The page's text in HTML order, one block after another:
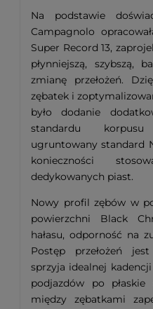
Na podstawie
Campagnolo
Super Record 13,
płynniejszą, szybszą,
zmianę przełożeń.
zębatek i
było dodanie
standardu
ugruntowany standard
konieczności
dedykowanych piast.
Nowy profil zębów w
powierzchni Black
hałasu, odporność na
Postęp przełożeń
sprzyja idealnej
podjazdów po
między zębatkami